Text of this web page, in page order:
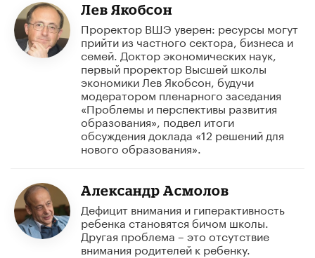
Лев Якобсон
Проректор ВШЭ уверен: ресурсы могут
прийти из частного сектора, бизнеса и
семей. Доктор экономических наук,
первый проректор Высшей школы
экономики Лев Якобсон, будучи
модератором пленарного заседания
«Проблемы и перспективы развития
образования», подвел итоги
обсуждения доклада «12 решений для
нового образования».
Александр Асмолов
Дефицит внимания и гиперактивность
ребенка становятся бичом школы.
Другая проблема – это отсутствие
внимания родителей к ребенку.